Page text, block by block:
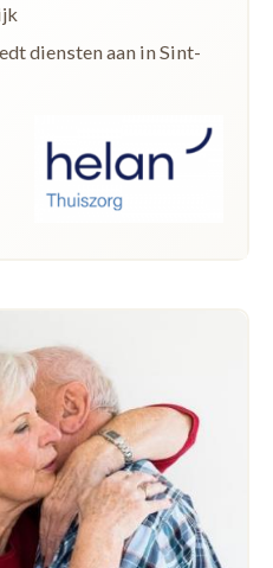
diensten aan in Sint-